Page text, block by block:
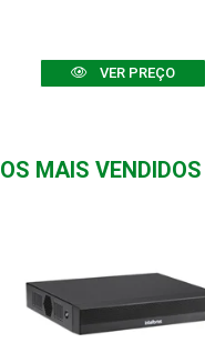
VER PREÇO
OS MAIS VENDIDOS